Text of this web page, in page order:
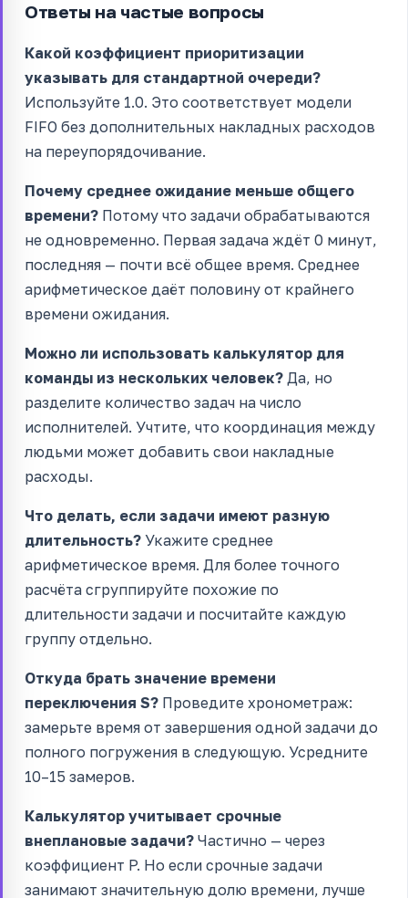
Ответы на частые вопросы
Какой коэффициент приоритизации
указывать для стандартной очереди?
Используйте 1.0. Это соответствует модели
FIFO без дополнительных накладных расходов
на переупорядочивание.
Почему среднее ожидание меньше общего
времени? Потому что задачи обрабатываются
не одновременно. Первая задача ждёт 0 минут,
последняя — почти всё общее время. Среднее
арифметическое даёт половину от крайнего
времени ожидания.
Можно ли использовать калькулятор для
команды из нескольких человек? Да, но
разделите количество задач на число
исполнителей. Учтите, что координация между
людьми может добавить свои накладные
расходы.
Что делать, если задачи имеют разную
длительность? Укажите среднее
арифметическое время. Для более точного
расчёта сгруппируйте похожие по
длительности задачи и посчитайте каждую
группу отдельно.
Откуда брать значение времени
переключения S? Проведите хронометраж:
замерьте время от завершения одной задачи до
полного погружения в следующую. Усредните
10–15 замеров.
Калькулятор учитывает срочные
внеплановые задачи? Частично — через
коэффициент P. Но если срочные задачи
занимают значительную долю времени, лучше